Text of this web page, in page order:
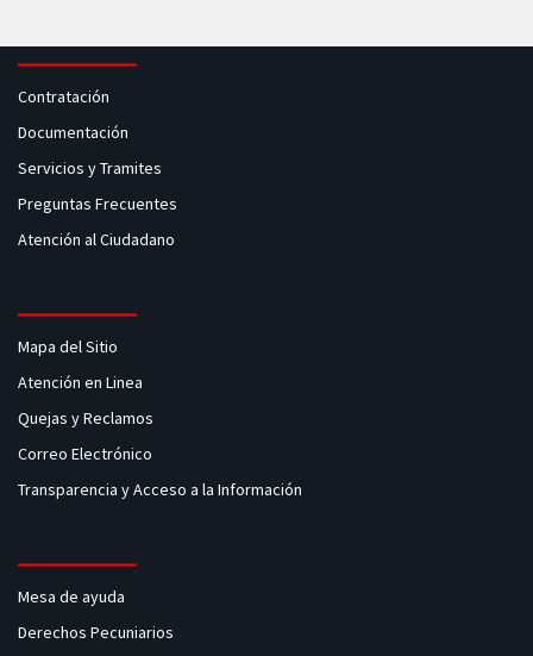
Contratación
Documentación
Servicios y Tramites
Preguntas Frecuentes
Atención al Ciudadano
Mapa del Sitio
Atención en Linea
Quejas y Reclamos
Correo Electrónico
Transparencia y Acceso a la Información
Mesa de ayuda
Derechos Pecuniarios